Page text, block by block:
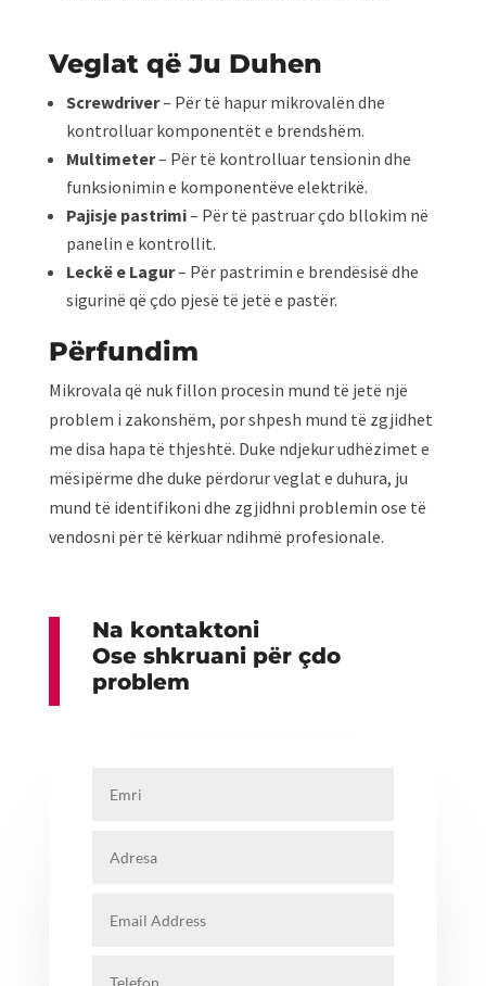
Veglat që Ju Duhen
Screwdriver– Për të hapur mikrovalën dhe
kontrolluar komponentët e brendshëm.
Multimeter– Për të kontrolluar tensionin dhe
funksionimin e komponentëve elektrikë.
Pajisje pastrimi– Për të pastruar çdo bllokim në
panelin e kontrollit.
Leckë e Lagur– Për pastrimin e brendësisë dhe
sigurinë që çdo pjesë të jetë e pastër.
Përfundim
Mikrovala që nuk fillon procesin mund të jetë një
problem i zakonshëm, por shpesh mund të zgjidhet
me disa hapa të thjeshtë. Duke ndjekur udhëzimet e
mësipërme dhe duke përdorur veglat e duhura, ju
mund të identifikoni dhe zgjidhni problemin ose të
vendosni për të kërkuar ndihmë profesionale.
Na kontaktoni
Ose shkruani për çdo
problem